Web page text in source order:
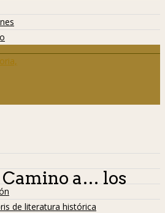
de literatura histórica
Camino a… los